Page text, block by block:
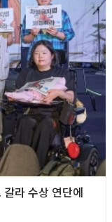
라 수상 연단에